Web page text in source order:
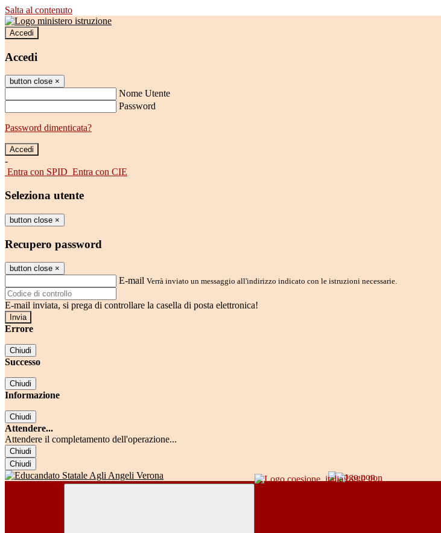
Salta al contenuto
Accedi
Accedi
button close ×
Nome Utente
Password
Password dimenticata?
-
Entra con SPID Entra con CIE
Seleziona utente
button close ×
Recupero password
button close ×
E-mail Verrà inviato un messaggio all'indirizzo indicato con le istruzioni necessarie.
E-mail inviata, si prega di controllare la casella di posta elettronica!
Errore
Chiudi
Successo
Chiudi
Informazione
Chiudi
Attendere...
Attendere il completamento dell'operazione...
Chiudi
Chiudi